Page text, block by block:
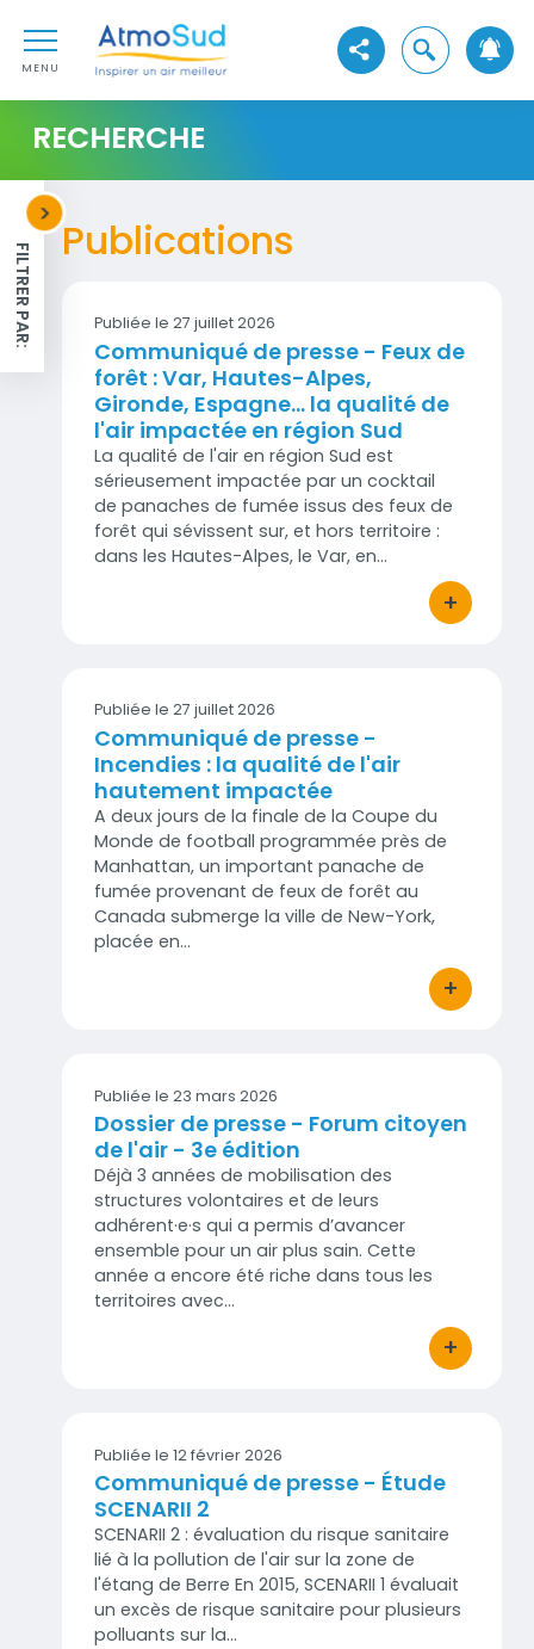
Aller au premier menu de navigation
Aller à la recherche
MENU
AtmoSud
Voir les réseaux sociaux
Ouvrir la
RECHERCHE
<
FILTRER PAR:
Publications
Publiée le 27 juillet 2026
Communiqué de presse - Feux de
forêt : Var, Hautes-Alpes,
Gironde, Espagne... la qualité de
l'air impactée en région Sud
La qualité de l'air en région Sud est
sérieusement impactée par un cocktail
de panaches de fumée issus des feux de
forêt qui sévissent sur, et hors territoire :
dans les Hautes-Alpes, le Var, en…
+
bouton
Publiée le 27 juillet 2026
Communiqué de presse -
Incendies : la qualité de l'air
hautement impactée
A deux jours de la finale de la Coupe du
Monde de football programmée près de
Manhattan, un important panache de
fumée provenant de feux de forêt au
Canada submerge la ville de New-York,
placée en…
+
bouton
Publiée le 23 mars 2026
Dossier de presse - Forum citoyen
de l'air - 3e édition
Déjà 3 années de mobilisation des
structures volontaires et de leurs
adhérent·e·s qui a permis d’avancer
ensemble pour un air plus sain. Cette
année a encore été riche dans tous les
territoires avec…
+
bouton
Publiée le 12 février 2026
Communiqué de presse - Étude
SCENARII 2
SCENARII 2 : évaluation du risque sanitaire
lié à la pollution de l'air sur la zone de
l'étang de Berre En 2015, SCENARII 1 évaluait
un excès de risque sanitaire pour plusieurs
polluants sur la…